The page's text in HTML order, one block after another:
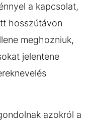
a kapcsolat,
hosszútávon
meghozniuk,
jelentene
azokról a